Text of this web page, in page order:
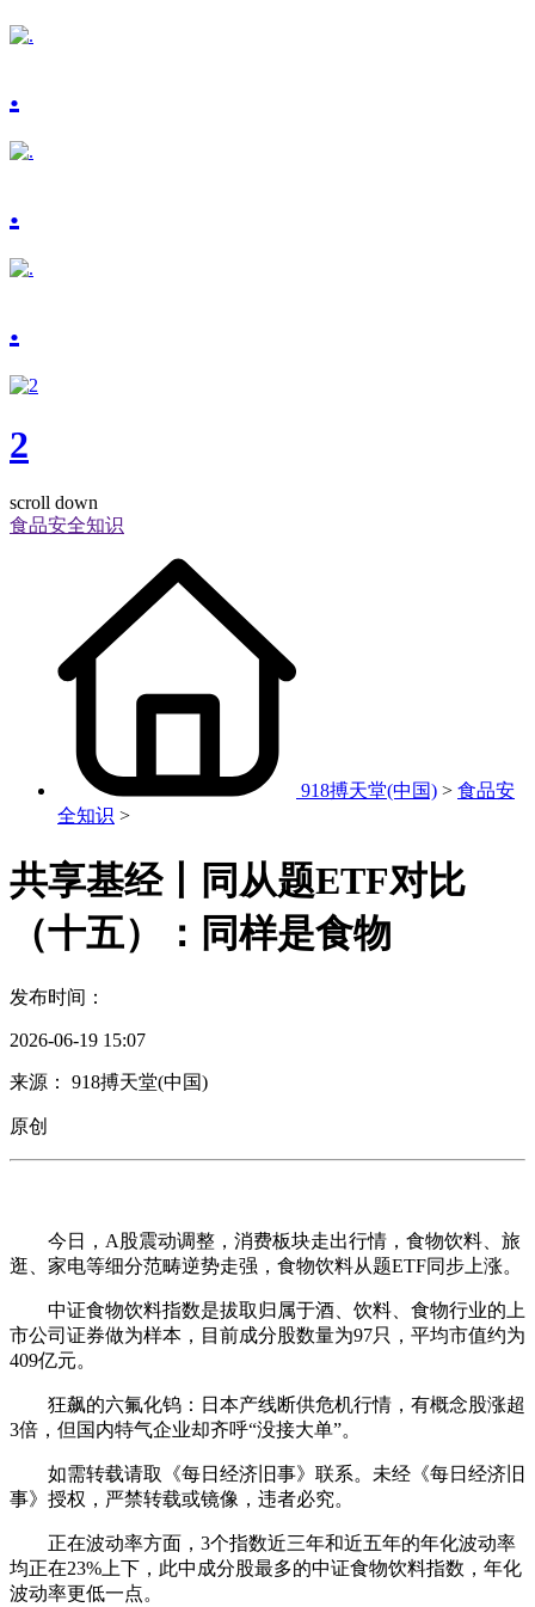
.
.
.
2
scroll down
食品安全知识
918搏天堂(中国) > 食品安
全知识 >
共享基经丨同从题ETF对比
（十五）：同样是食物
发布时间：
2026-06-19 15:07
来源： 918搏天堂(中国)
原创
今日，A股震动调整，消费板块走出行情，食物饮料、旅
逛、家电等细分范畴逆势走强，食物饮料从题ETF同步上涨。
中证食物饮料指数是拔取归属于酒、饮料、食物行业的上
市公司证券做为样本，目前成分股数量为97只，平均市值约为
409亿元。
狂飙的六氟化钨：日本产线断供危机行情，有概念股涨超
3倍，但国内特气企业却齐呼“没接大单”。
如需转载请取《每日经济旧事》联系。未经《每日经济旧
事》授权，严禁转载或镜像，违者必究。
正在波动率方面，3个指数近三年和近五年的年化波动率
均正在23%上下，此中成分股最多的中证食物饮料指数，年化
波动率更低一点。